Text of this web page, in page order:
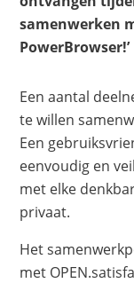
samenwerken
PowerBrowser!’
Een aantal
te willen
Een
eenvoudig en
met elke
privaat.
Het
met